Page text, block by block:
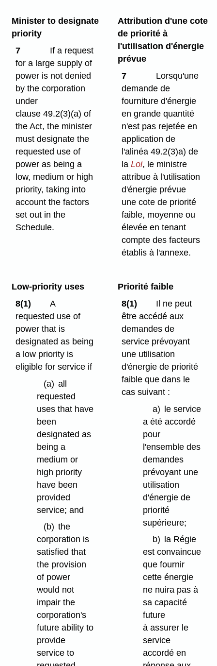
Minister to designate
priority
7
If a request
for a large supply of
power is not denied
by the corporation
under
clause 49.2(3)⁠(a) of
the Act, the minister
must designate the
requested use of
power as being a
low, medium or high
priority, taking into
account the factors
set out in the
Schedule.
Attribution d'une cote
de priorité à
l'utilisation d'énergie
prévue
7
Lorsqu'une
demande de
fourniture d'énergie
en grande quantité
n'est pas rejetée en
application de
l'alinéa 49.2(3)a) de
laLoi, le ministre
attribue à l'utilisation
d'énergie prévue
une cote de priorité
faible, moyenne ou
élevée en tenant
compte des facteurs
établis à l'annexe.
Low-priority uses
8(1)
A
requested use of
power that is
designated as being
a low priority is
eligible for service if
(a) all
requested
uses that have
been
designated as
being a
medium or
high priority
have been
provided
service; and
(b) the
corporation is
satisfied that
the provision
of power
would not
impair the
corporation's
future ability to
provide
service to
Priorité faible
8(1)
Il ne peut
être accédé aux
demandes de
service prévoyant
une utilisation
d'énergie de priorité
faible que dans le
cas suivant :
a) le service
a été accordé
pour
l'ensemble des
demandes
prévoyant une
utilisation
d'énergie de
priorité
supérieure;
b)
la Régie
est convaincue
que fournir
cette énergie
ne nuira pas à
sa capacité
future
à assurer le
service
accordé en